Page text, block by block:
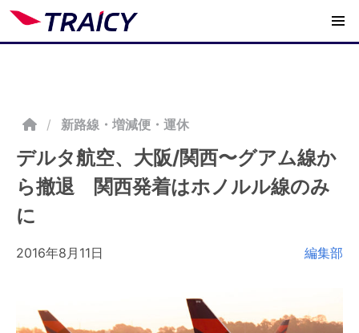
/ 新路線・増減便・運休
デルタ航空、大阪/関西〜グアム線か
ら撤退 関西発着はホノルル線のみ
に
2016年8月11日 編集部